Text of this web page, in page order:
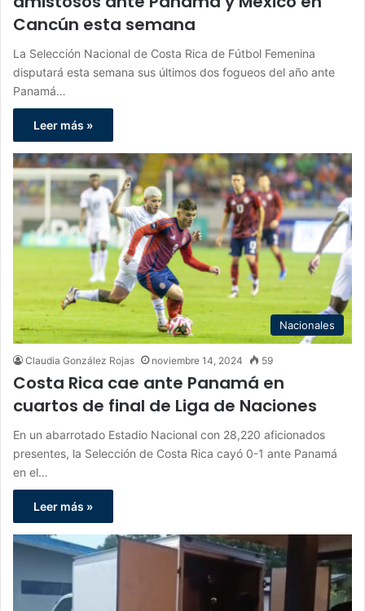
Cancún esta semana
La Selección Nacional de Costa Rica de Fútbol Femenina
disputará esta semana sus últimos dos fogueos del año ante
Panamá…
Leer más »
Nacionales
Claudia González Rojas noviembre 14, 2024 59
Costa Rica cae ante Panamá en
cuartos de final de Liga de Naciones
En un abarrotado Estadio Nacional con 28,220 aficionados
presentes, la Selección de Costa Rica cayó 0-1 ante Panamá
en el…
Leer más »